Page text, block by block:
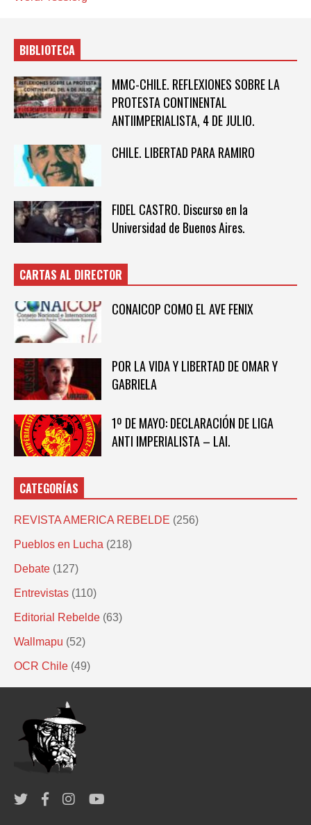
BIBLIOTECA
MMC-CHILE. REFLEXIONES SOBRE LA
PROTESTA CONTINENTAL
ANTIIMPERIALISTA, 4 DE JULIO.
CHILE. LIBERTAD PARA RAMIRO
FIDEL CASTRO. Discurso en la
Universidad de Buenos Aires.
CARTAS AL DIRECTOR
CONAICOP COMO EL AVE FENIX
POR LA VIDA Y LIBERTAD DE OMAR Y
GABRIELA
1º DE MAYO: DECLARACIÓN DE LIGA
ANTI IMPERIALISTA – LAI.
CATEGORÍAS
REVISTA AMERICA REBELDE (256)
Pueblos en Lucha (218)
Debate (127)
Entrevistas (110)
Editorial Rebelde (63)
Wallmapu (52)
OCR Chile (49)